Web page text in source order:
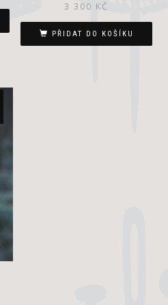
3 300 KČ
PŘIDAT DO KOŠÍKU